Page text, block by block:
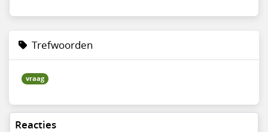
Trefwoorden
vraag
Reacties